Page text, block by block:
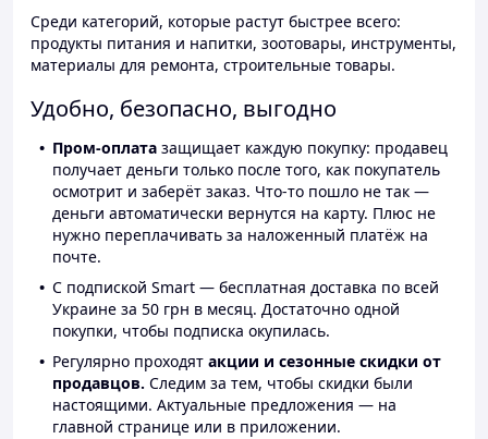
Среди категорий, которые растут быстрее всего:
продукты питания и напитки, зоотовары, инструменты,
материалы для ремонта, строительные товары.
Удобно, безопасно, выгодно
Пром-оплата защищает каждую покупку: продавец
получает деньги только после того, как покупатель
осмотрит и заберёт заказ. Что-то пошло не так —
деньги автоматически вернутся на карту. Плюс не
нужно переплачивать за наложенный платёж на
почте.
С подпиской Smart — бесплатная доставка по всей
Украине за 50 грн в месяц. Достаточно одной
покупки, чтобы подписка окупилась.
Регулярно проходят акции и сезонные скидки от
продавцов. Следим за тем, чтобы скидки были
настоящими. Актуальные предложения — на
главной странице или в приложении.